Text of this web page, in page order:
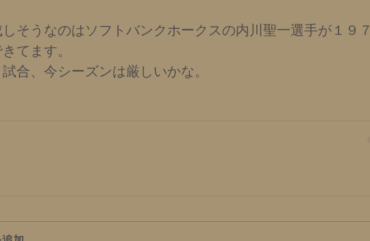
そうなのはソフトバンクホークスの内川聖一選手が１９７
てます。
合、今シーズンは厳しいかな。